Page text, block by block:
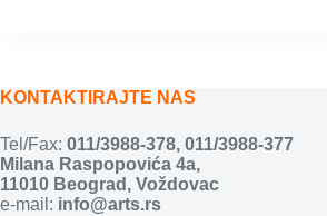
KONTAKTIRAJTE NAS
Tel/Fax: 011/3988-378, 011/3988-377
Milana Raspopovića 4a,
11010 Beograd, Voždovac
e-mail: info@arts.rs